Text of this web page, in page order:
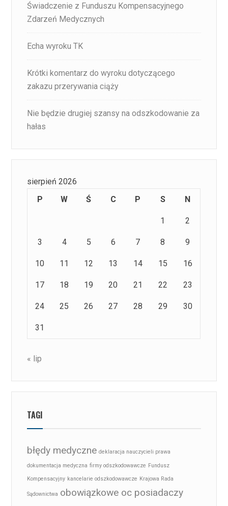
Świadczenie z Funduszu Kompensacyjnego
Zdarzeń Medycznych
Echa wyroku TK
Krótki komentarz do wyroku dotyczącego
zakazu przerywania ciąży
Nie będzie drugiej szansy na odszkodowanie za
hałas
sierpień 2026
P
W Ś C P S N
1 2
3 4 5 6 7 8 9
10 11 12 13 14 15 16
17 18 19 20 21 22 23
24 25 26 27 28 29 30
31
« lip
TAGI
błędy medyczne deklaracja nauczycieli prawa
dokumentacja medyczna firmy odszkodowawcze Fundusz
Kompensacyjny kancelarie odszkodowawcze Krajowa Rada
Sądownictwa obowiązkowe oc posiadaczy